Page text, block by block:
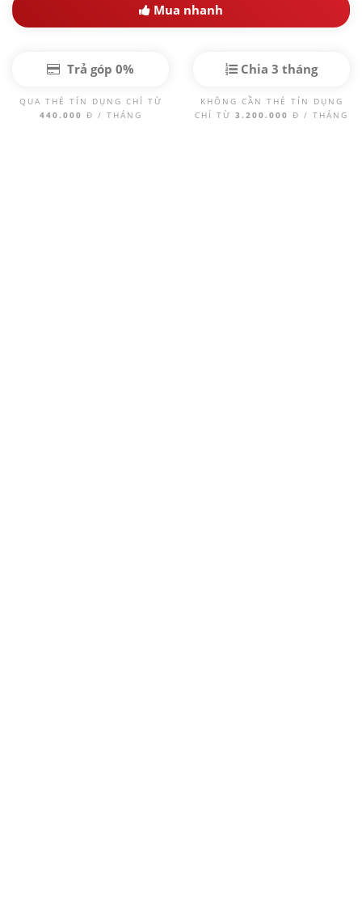
Mua nhanh
Trả góp 0%
QUA THẺ TÍN DỤNG CHỈ TỪ
440.000 Đ / THÁNG
Chia 3 tháng
KHÔNG CẦN THẺ TÍN DỤNG
CHỈ TỪ 3.200.000 Đ / THÁNG